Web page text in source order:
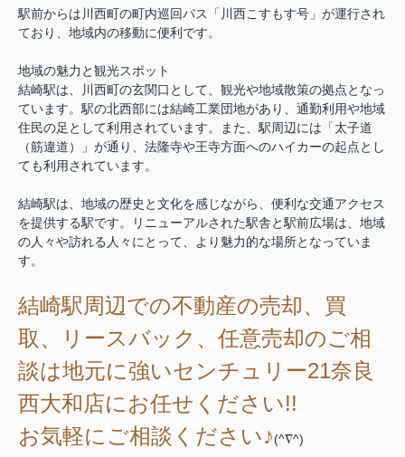
駅前からは川西町の町内巡回バス「川西こすもす号」が運行され
ており、地域内の移動に便利です。
地域の魅力と観光スポット
結崎駅は、川西町の玄関口として、観光や地域散策の拠点となっ
ています。駅の北西部には結崎工業団地があり、通勤利用や地域
住民の足として利用されています。また、駅周辺には「太子道
（筋違道）」が通り、法隆寺や王寺方面へのハイカーの起点とし
ても利用されています。
結崎駅は、地域の歴史と文化を感じながら、便利な交通アクセス
を提供する駅です。リニューアルされた駅舎と駅前広場は、地域
の人々や訪れる人々にとって、より魅力的な場所となっていま
す。
結崎駅周辺での不動産の売却、買
取、リースバック、任意売却のご相
談は地元に強いセンチュリー21奈良
西大和店にお任せください!!
お気軽にご相談ください♪(^∇^)